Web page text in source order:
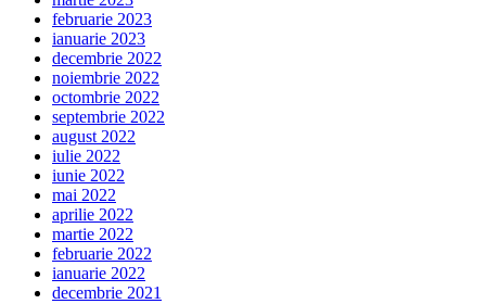
februarie 2023
ianuarie 2023
decembrie 2022
noiembrie 2022
octombrie 2022
septembrie 2022
august 2022
iulie 2022
iunie 2022
mai 2022
aprilie 2022
martie 2022
februarie 2022
ianuarie 2022
decembrie 2021